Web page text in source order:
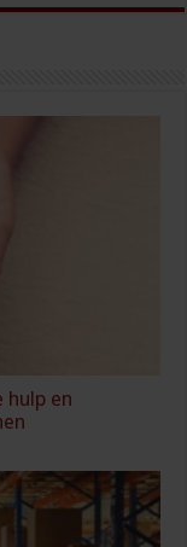
hulp en